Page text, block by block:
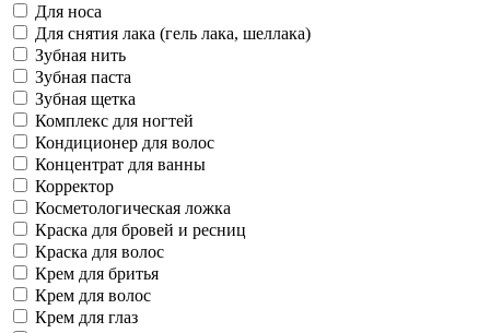
Для носа
Для снятия лака (гель лака, шеллака)
Зубная нить
Зубная паста
Зубная щетка
Комплекс для ногтей
Кондиционер для волос
Концентрат для ванны
Корректор
Косметологическая ложка
Краска для бровей и ресниц
Краска для волос
Крем для бритья
Крем для волос
Крем для глаз